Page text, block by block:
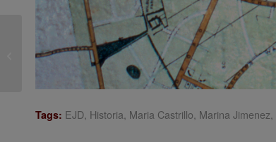
Tags: EJD, Historia, Maria Castrillo, Marina Jimenez,
Jornada-Debate
Tecnología y Patrimonio